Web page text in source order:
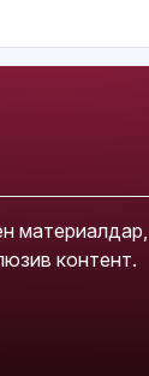
материалдар,
контент.